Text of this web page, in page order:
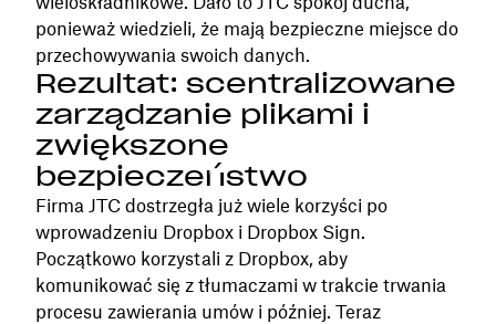
ponieważ wiedzieli, że mają bezpieczne miejsce do
przechowywania swoich danych.
Rezultat: scentralizowane
zarządzanie plikami i
zwiększone
bezpieczeństwo
Firma JTC dostrzegła już wiele korzyści po
wprowadzeniu Dropbox i Dropbox Sign.
Początkowo korzystali z Dropbox, aby
komunikować się z tłumaczami w trakcie trwania
procesu zawierania umów i później. Teraz